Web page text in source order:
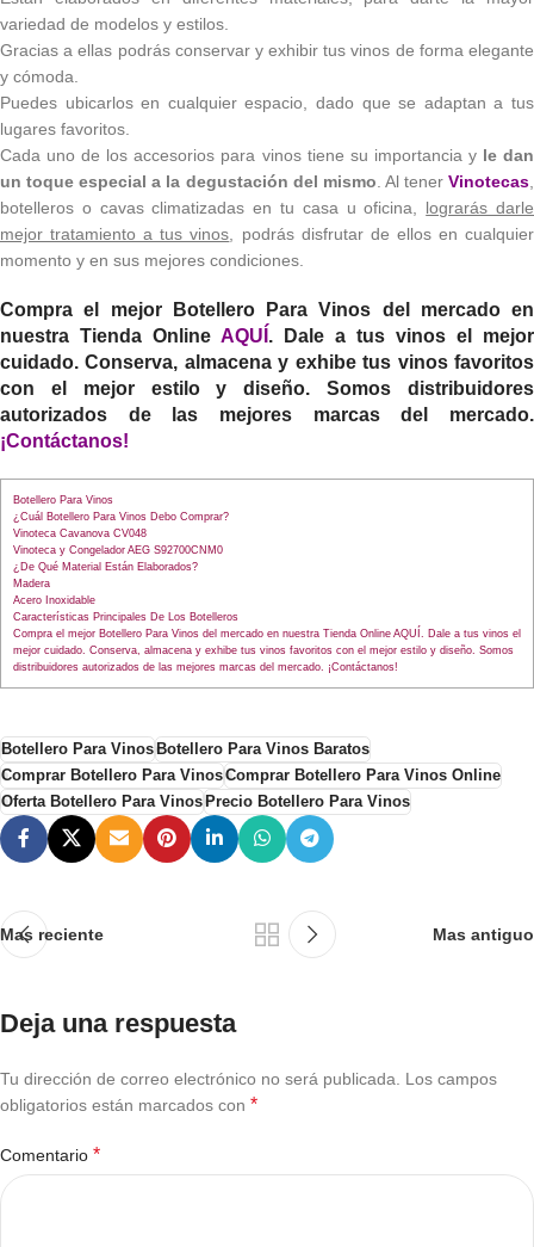
variedad de modelos y estilos.
Gracias a ellas podrás conservar y exhibir tus vinos de forma elegante
y cómoda.
Puedes ubicarlos en cualquier espacio, dado que se adaptan a tus
lugares favoritos.
Cada uno de los accesorios para vinos tiene su importancia y le dan
un toque especial a la degustación del mismo . Al tenerVinotecas
botelleros o cavas climatizadas en tu casa u oficina, lograrás darle
mejor tratamiento a tus vinos , podrás disfrutar de ellos en cualquier
momento y en sus mejores condiciones.
Compra el mejor Botellero Para Vinos del mercado en
nuestra Tienda Online AQUÍ . Dale a tus vinos el mejor
cuidado. Conserva, almacena y exhibe tus vinos favoritos
con el mejor estilo y diseño. Somos distribuidores
autorizados de las mejores marcas del mercado.
¡Contáctanos!
Botellero Para Vinos
¿Cuál Botellero Para Vinos Debo Comprar?
Vinoteca Cavanova CV048
Vinoteca y Congelador AEG S92700CNM0
¿De Qué Material Están Elaborados?
Madera
Acero Inoxidable
Características Principales De Los Botelleros
Compra el mejor Botellero Para Vinos del mercado en nuestra Tienda Online AQUÍ. Dale a tus vinos el
mejor cuidado. Conserva, almacena y exhibe tus vinos favoritos con el mejor estilo y diseño. Somos
distribuidores autorizados de las mejores marcas del mercado. ¡Contáctanos!
Botellero Para VinosBotellero Para Vinos Baratos
Comprar Botellero Para VinosComprar Botellero Para Vinos Online
Oferta Botellero Para VinosPrecio Botellero Para Vinos
Mas reciente Mas antiguo
Deja una respuesta
Tu dirección de correo electrónico no será publicada.
Los campos
obligatorios están marcados con *
Comentario *